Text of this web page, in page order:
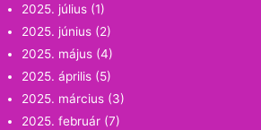
2025. július (1)
2025. június (2)
2025. május (4)
2025. április (5)
2025. március (3)
2025. február (7)